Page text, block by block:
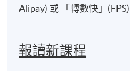
Alipay) 或 「轉數快」(FPS)
報讀新課程